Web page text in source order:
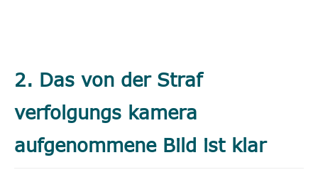
2. Das von der Straf
verfolgungs kamera
aufgenommene Bild ist klar